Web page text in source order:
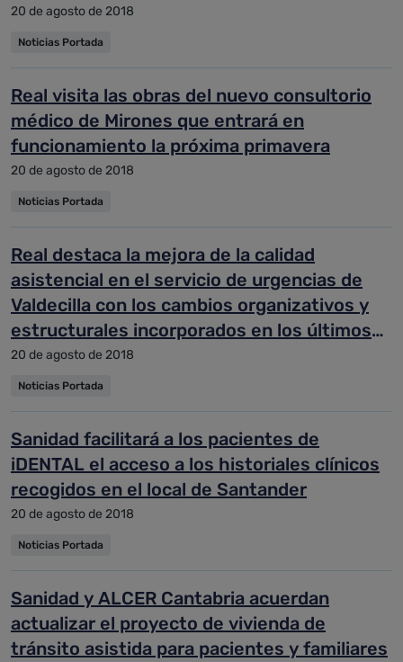
20 de agosto de 2018
Noticias Portada
Real visita las obras del nuevo consultorio
médico de Mirones que entrará en
funcionamiento la próxima primavera
20 de agosto de 2018
Noticias Portada
Real destaca la mejora de la calidad
asistencial en el servicio de urgencias de
Valdecilla con los cambios organizativos y
estructurales incorporados en los últimos
meses
20 de agosto de 2018
Noticias Portada
Sanidad facilitará a los pacientes de
iDENTAL el acceso a los historiales clínicos
recogidos en el local de Santander
20 de agosto de 2018
Noticias Portada
Sanidad y ALCER Cantabria acuerdan
actualizar el proyecto de vivienda de
tránsito asistida para pacientes y familiares